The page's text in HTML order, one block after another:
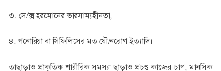
৩. সে/ক্স হরমোনের ভারসাম্যহীনতা,
৪. গনোরিয়া বা সিফিলিসের মত যৌ/নরোগ ইত্যাদি।
তাছাড়াও প্রাকৃতিক শারীরিক সমস্যা ছাড়াও প্রচণ্ড কাজের চাপ, মানসিক